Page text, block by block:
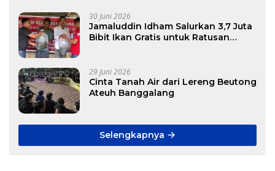
30 Juni 2026
Jamaluddin Idham Salurkan 3,7 Juta
Bibit Ikan Gratis untuk Ratusan
29 Juni 2026
Cinta Tanah Air dari Lereng Beutong
Ateuh Banggalang
Selengkapnya